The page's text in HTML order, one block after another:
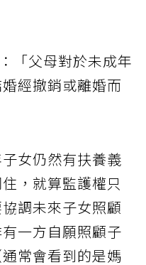
「父母對於未成年
經撤銷或離婚而
女仍然有扶養義
，就算監護權只
調未來子女照顧
一方自願照顧子
常會看到的是媽